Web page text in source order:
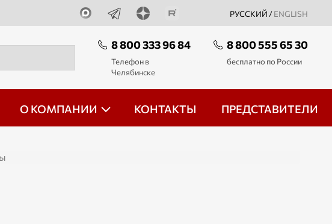
РУССКИЙ / ENGLISH
8 800 333 96 84
Телефон в
Челябинске
8 800 555 65 30
бесплатно по России
О КОМПАНИИ КОНТАКТЫ ПРЕДСТАВИТЕЛИ